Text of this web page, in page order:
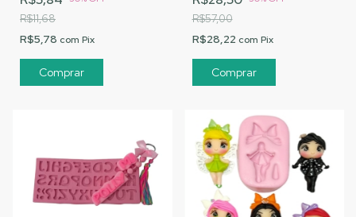
R$11,68
R$5,78 com Pix
R$57,00
R$28,22 com Pix